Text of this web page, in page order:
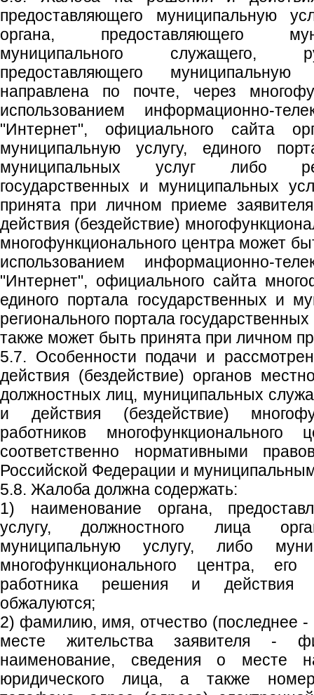
предоставляющего муниципальную
органа, предоставляющего
муниципального служащего,
предоставляющего
направлена по почте, через
использованием информационно-
"Интернет", официального сайта
муниципальную услугу, единого
муниципальных услуг либо
государственных и муниципальных
принята при личном приеме
действия (бездействие)
многофункционального центра может
использованием информационно-
"Интернет", официального сайта
единого портала государственных и
регионального портала
также может быть принята при личном
5.7. Особенности подачи и
действия (бездействие) органов
должностных лиц, муниципальных
и действия (бездействие)
работников многофункционального
соответственно нормативными
Российской Федерации и
5.8. Жалоба должна содержать:
1) наименование органа,
услугу, должностного лица
муниципальную услугу, либо
многофункционального центра,
работника решения и действия
обжалуются;
2) фамилию, имя, отчество (последнее -
месте жительства заявителя -
наименование, сведения о месте
юридического лица, а также